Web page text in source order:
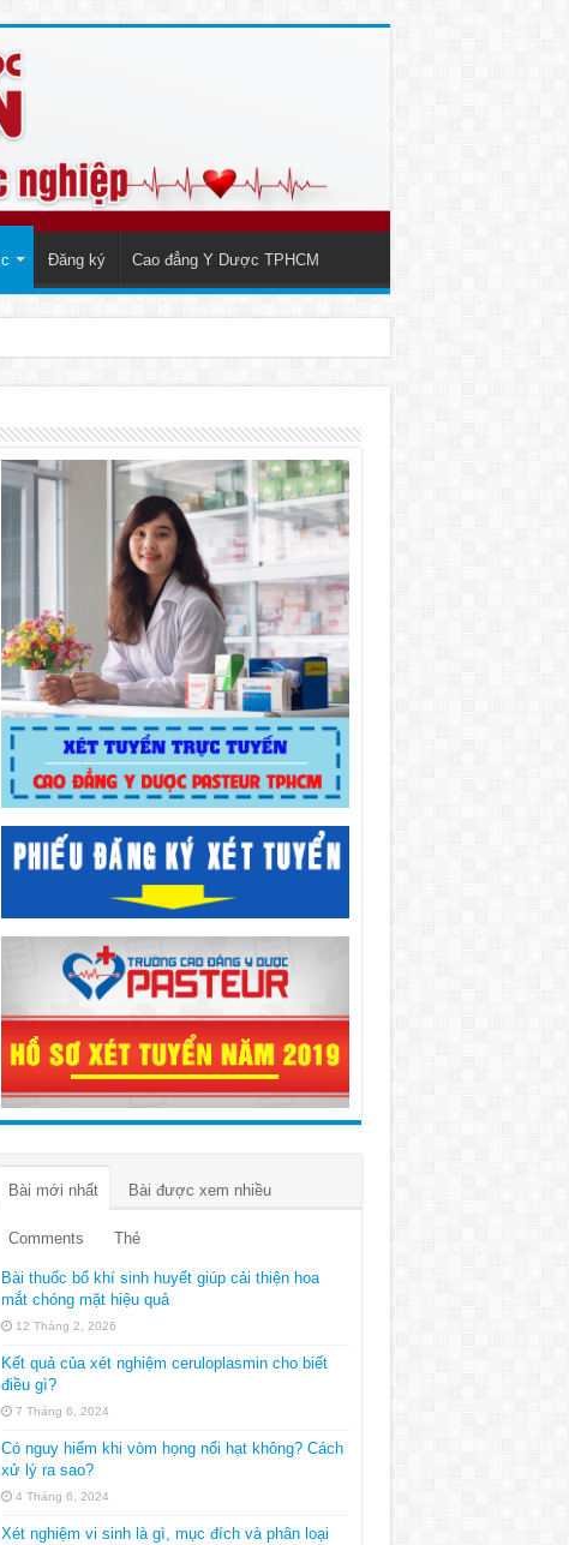
Đăng ký Cao đẳng Y Dược TPHCM
Bài mới nhất Bài được xem nhiều
Comments Thẻ
Bài thuốc bổ khí sinh huyết giúp cải thiện hoa
mắt chóng mặt hiệu quả
12 Tháng 2, 2026
Kết quả của xét nghiệm ceruloplasmin cho biết
điều gì?
7 Tháng 6, 2024
Có nguy hiểm khi vòm họng nổi hạt không? Cách
xử lý ra sao?
4 Tháng 6, 2024
Xét nghiệm vi sinh là gì, mục đích và phân loại